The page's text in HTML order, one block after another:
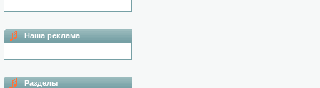
Наша реклама
Разделы